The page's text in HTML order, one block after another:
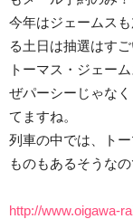
今年はジェームス
る土日は抽選はす
トーマス・ジェー
ぜパーシーじゃな
てますね。
列車の中では、ト
ものもあるそうな
http://www.oigawa-